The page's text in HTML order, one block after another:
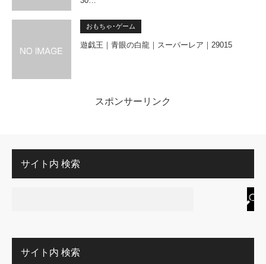
おもちゃ･ゲーム
遊戯王｜青眼の白龍｜スーパーレア｜29015
スポンサーリンク
サイト内 検索
サイト内 検索